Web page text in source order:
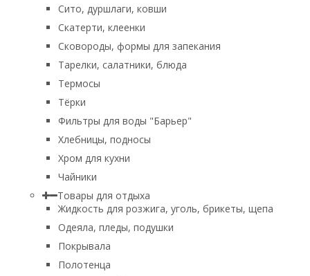
Сито, дуршлаги, ковши
Скатерти, клеенки
Сковороды, формы для запекания
Тарелки, салатники, блюда
Термосы
Тёрки
Фильтры для воды "Барьер"
Хлебницы, подносы
Хром для кухни
Чайники
Товары для отдыха
Жидкость для розжига, уголь, брикеты, щепа
Одеяла, пледы, подушки
Покрывала
Полотенца